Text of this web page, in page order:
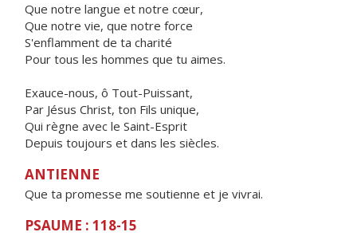
Que notre langue et notre cœur,
Que notre vie, que notre force
S'enflamment de ta charité
Pour tous les hommes que tu aimes.
Exauce-nous, ô Tout-Puissant,
Par Jésus Christ, ton Fils unique,
Qui règne avec le Saint-Esprit
Depuis toujours et dans les siècles.
ANTIENNE
Que ta promesse me soutienne et je vivrai.
PSAUME : 118-15